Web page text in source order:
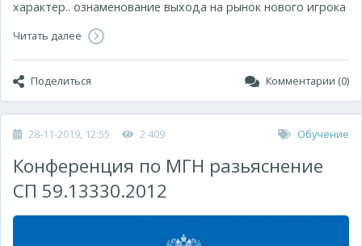
характер.. ознаменование выхода на рынок нового игрока
Читать далее
Поделиться Комментарии (0)
28-11-2019, 12:55 2 409 Обучение
Конференция по МГН разьяснение
СП 59.13330.2012